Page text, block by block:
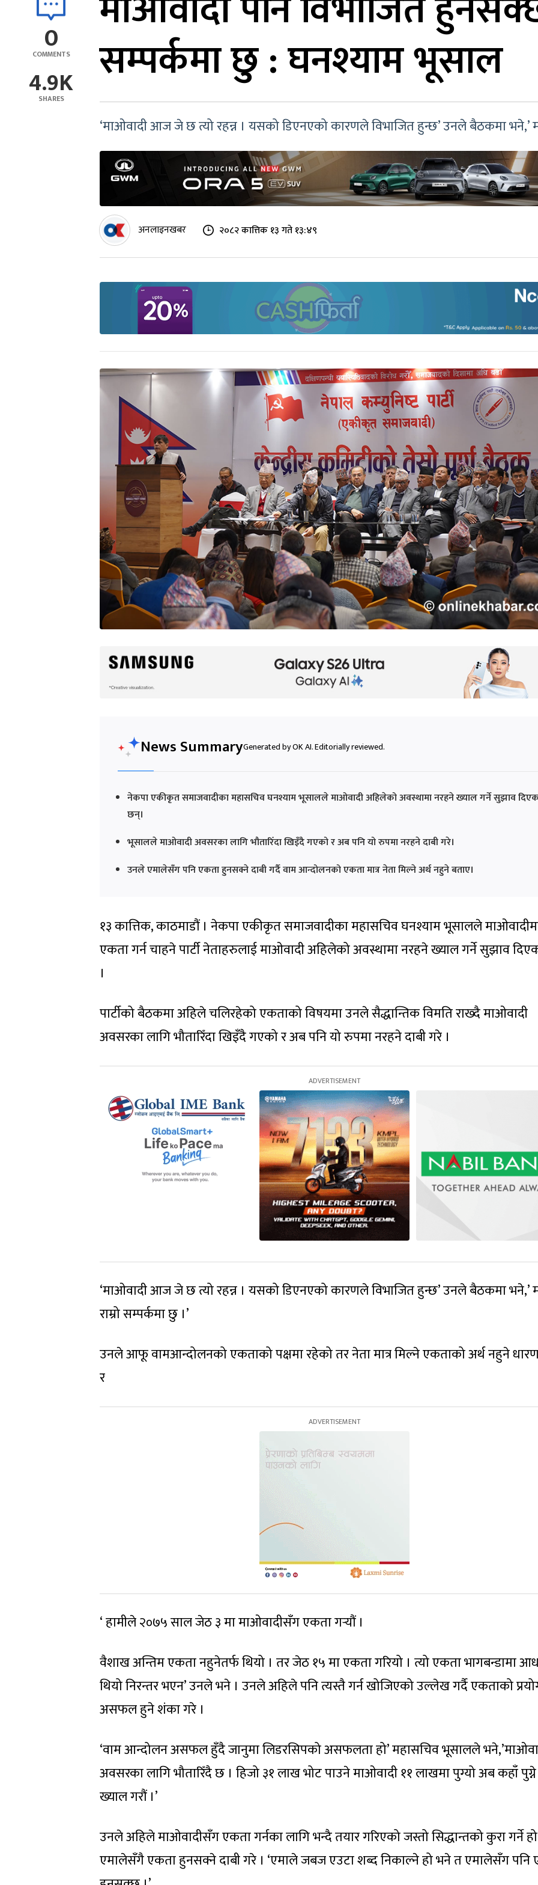
0
COMMENTS
4.9K
SHARES
सम्पर्कमा छु : घनश्याम भूसाल
‘माओवादी आज जे छ त्यो रहन्न । यसको डिएनएको कारणले विभाजित हुन्छ’ उनले बैठकमा भने,’ म
अनलाइनखबर २०८२ कात्तिक १३ गते १३:४९
News SummaryGenerated by OK AI. Editorially reviewed.
नेकपा एकीकृत समाजवादीका महासचिव घनश्याम भूसालले माओवादी अहिलेको अवस्थामा नरहने ख्याल गर्ने सुझाव
छन्।
भूसालले माओवादी अवसरका लागि भौतारिँदा खिइँदै गएको र अब पनि यो रुपमा नरहने दाबी गरे।
उनले एमालेसँग पनि एकता हुनसक्ने दाबी गर्दै वाम आन्दोलनको एकता मात्र नेता मिल्ने अर्थ नहुने बताए।
१३ कात्तिक, काठमाडौं । नेकपा एकीकृत समाजवादीका महासचिव घनश्याम भूसालले
एकता गर्न चाहने पार्टी नेताहरुलाई माओवादी अहिलेको अवस्थामा नरहने ख्याल गर्ने सुझाव
।
पार्टीको बैठकमा अहिले चलिरहेको एकताको विषयमा उनले सैद्धान्तिक विमति राख्दै माओवादी
अवसरका लागि भौतारिँदा खिइँदै गएको र अब पनि यो रुपमा नरहने दाबी गरे ।
‘माओवादी आज जे छ त्यो रहन्न । यसको डिएनएको कारणले विभाजित हुन्छ’ उनले बैठकमा भने,’
राम्रो सम्पर्कमा छु ।’
उनले आफू वामआन्दोलनको एकताको पक्षमा रहेको तर नेता मात्र मिल्ने एकताको अर्थ नहुने
र
‘ हामीले २०७५ साल जेठ ३ मा माओवादीसँग एकता गर्‍यौं ।
वैशाख अन्तिम एकता नहुनेतर्फ थियो । तर जेठ १५ मा एकता गरियो । त्यो एकता भागबन्डामा
थियो निरन्तर भएन’ उनले भने । उनले अहिले पनि त्यस्तै गर्न खोजिएको उल्लेख गर्दै एकताको
असफल हुने शंका गरे ।
‘वाम आन्दोलन असफल हुँदै जानुमा लिडरसिपको असफलता हो’ महासचिव भूसालले
अवसरका लागि भौतारिँदै छ । हिजो ३१ लाख भोट पाउने माओवादी ११ लाखमा पुग्यो अब कहाँ
ख्याल गरौं ।’
उनले अहिले माओवादीसँग एकता गर्नका लागि भन्दै तयार गरिएको जस्तो सिद्धान्तको कुरा गर्ने
एमालेसँगै एकता हुनसक्ने दाबी गरे । ‘एमाले जबज एउटा शब्द निकाल्ने हो भने त एमालेसँग पनि